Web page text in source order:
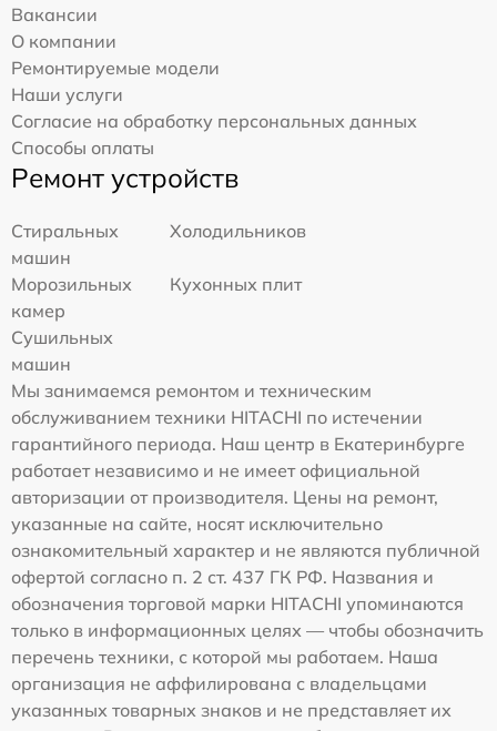
Вакансии
О компании
Ремонтируемые модели
Наши услуги
Согласие на обработку персональных данных
Способы оплаты
Ремонт устройств
Стиральных
машин
Холодильников
Морозильных
камер
Кухонных плит
Сушильных
машин
Мы занимаемся ремонтом и техническим
обслуживанием техники HITACHI по истечении
гарантийного периода. Наш центр в Екатеринбурге
работает независимо и не имеет официальной
авторизации от производителя. Цены на ремонт,
указанные на сайте, носят исключительно
ознакомительный характер и не являются публичной
офертой согласно п. 2 ст. 437 ГК РФ. Названия и
обозначения торговой марки HITACHI упоминаются
только в информационных целях — чтобы обозначить
перечень техники, с которой мы работаем. Наша
организация не аффилирована с владельцами
указанных товарных знаков и не представляет их